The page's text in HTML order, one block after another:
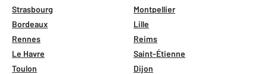
Strasbourg
Montpellier
Bordeaux
Lille
Rennes
Reims
Le Havre
Saint-Étienne
Toulon
Dijon